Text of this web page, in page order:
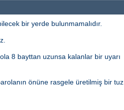
bir yerde bulunmamalıdır.
8 bayttan uzunsa kalanlar bir uyarı
önüne rasgele üretilmiş bir tuz